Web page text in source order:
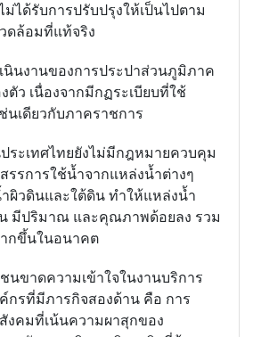
ม่ได้รับการปรับปรุงให้เป็นไปตาม
ดล้อมที่แท้จริง
นินงานของการประปาส่วนภูมิภาค
ตัว เนื่องจากมีกฏระเบียบที่ใช้
นเดียวกับภาคราชการ
ระเทศไทยยังไม่มีกฎหมายควบคุม
รรการใช้น้ำจากแหล่งน้ำต่างๆ
ผิวดินและใต้ดิน ทำให้แหล่งน้ำ
มีปริมาณ และคุณภาพด้อยลง รวม
กขึ้นในอนาคต
นขาดความเข้าใจในงานบริการ
กรที่มีภารกิจสองด้าน คือ การ
งคมที่เน้นความผาสุกของ